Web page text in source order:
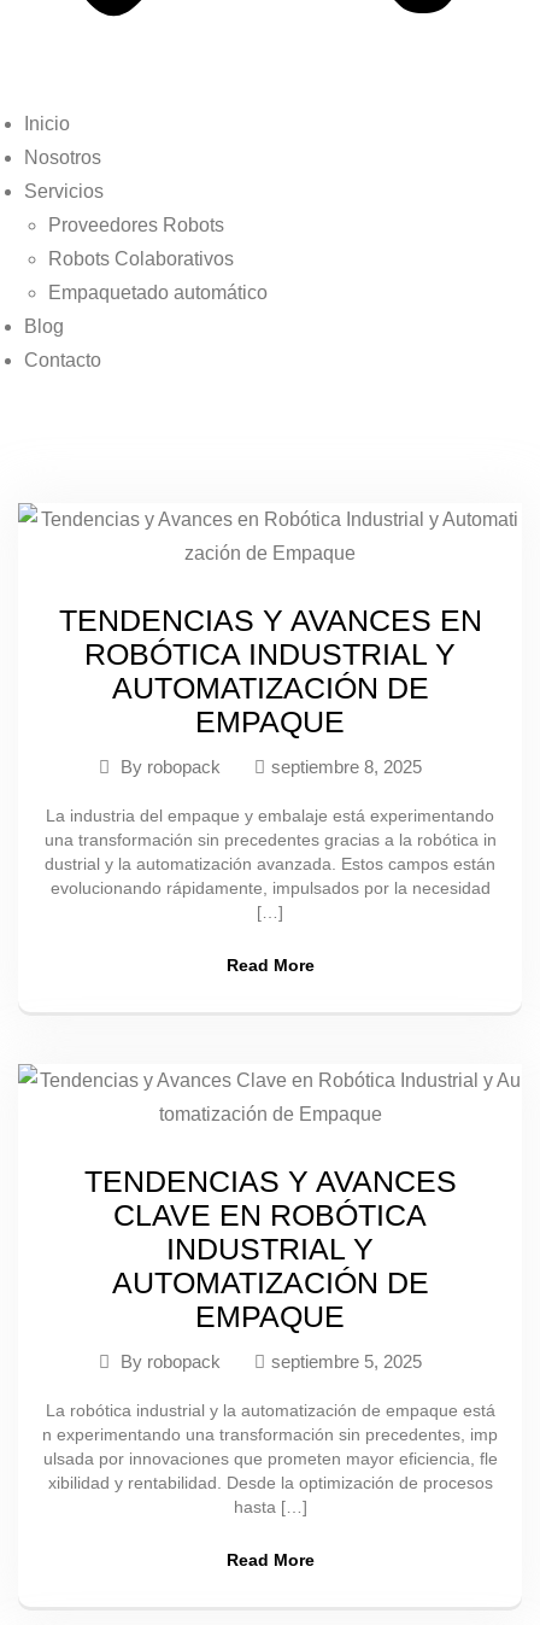
Inicio
Nosotros
Servicios
Proveedores Robots
Robots Colaborativos
Empaquetado automático
Blog
Contacto
TENDENCIAS Y AVANCES EN
ROBÓTICA INDUSTRIAL Y
AUTOMATIZACIÓN DE
EMPAQUE
By robopack septiembre 8, 2025
La industria del empaque y embalaje está experimentando
una transformación sin precedentes gracias a la robótica in
dustrial y la automatización avanzada. Estos campos están
evolucionando rápidamente, impulsados por la necesidad
[…]
Read More
TENDENCIAS Y AVANCES
CLAVE EN ROBÓTICA
INDUSTRIAL Y
AUTOMATIZACIÓN DE
EMPAQUE
By robopack septiembre 5, 2025
La robótica industrial y la automatización de empaque está
n experimentando una transformación sin precedentes, imp
ulsada por innovaciones que prometen mayor eficiencia, fle
xibilidad y rentabilidad. Desde la optimización de procesos
hasta […]
Read More